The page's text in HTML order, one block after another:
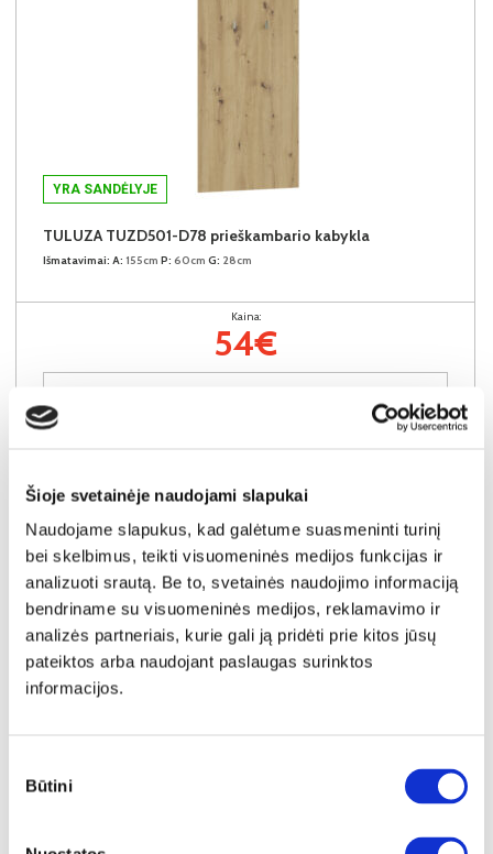
Šioje svetainėje naudojami slapukai
Naudojame slapukus, kad galėtume suasmeninti turinį
bei skelbimus, teikti visuomeninės medijos funkcijas ir
analizuoti srautą. Be to, svetainės naudojimo informaciją
bendriname su visuomeninės medijos, reklamavimo ir
analizės partneriais, kurie gali ją pridėti prie kitos jūsų
pateiktos arba naudojant paslaugas surinktos
informacijos.
pasirinkimas
Būtini
YRA SANDĖLYJE
TULUZA TUZD501-D78 prieškambario kabykla
Išmatavimai: A: 155cm P: 60cm G: 28cm
Kaina:
54€